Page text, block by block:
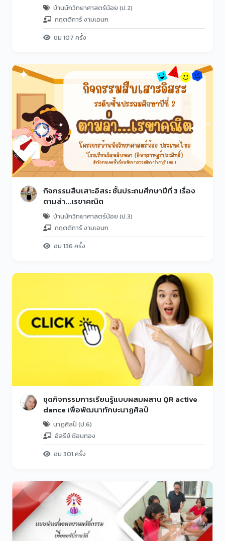
บ้านนักวิทยาศาสตร์น้อย (ป.2)
กฤตติการ์ งามเอนก
ชม 107 ครั้ง
กิจกรรมสืบเสาะอิสระ ชั้นประถมศึกษาปีที่ 3 เรื่อง
ตามล่า...เรขาคณิต
บ้านนักวิทยาศาสตร์น้อย (ป.3)
กฤตติการ์ งามเอนก
ชม 136 ครั้ง
ชุดกิจกรรมการเรียนรู้แบบผสมผสาน QR active
dance เพื่อพัฒนาทักษะนาฏศิลป์
นาฏศิลป์ (ป.6)
อิสรีย์ ช้อนทอง
ชม 301 ครั้ง